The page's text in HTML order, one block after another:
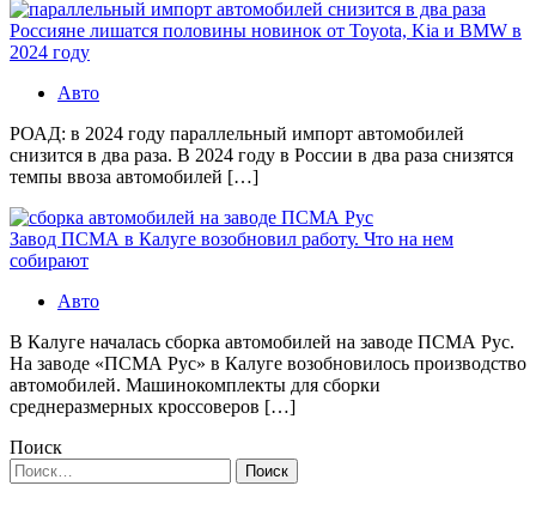
Россияне лишатся половины новинок от Toyota, Kia и BMW в
2024 году
Авто
РОАД: в 2024 году параллельный импорт автомобилей
снизится в два раза. В 2024 году в России в два раза снизятся
темпы ввоза автомобилей […]
Завод ПСМА в Калуге возобновил работу. Что на нем
собирают
Авто
В Калуге началась сборка автомобилей на заводе ПСМА Рус.
На заводе «ПСМА Рус» в Калуге возобновилось производство
автомобилей. Машинокомплекты для сборки
среднеразмерных кроссоверов […]
Поиск
Найти: